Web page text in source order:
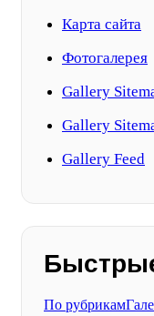
Карта сайта
Фотогалерея
Gallery
Gallery
Gallery Feed
По рубрикам